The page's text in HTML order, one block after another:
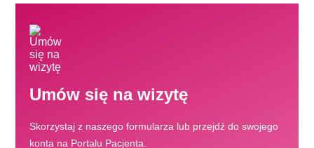
Umów się na wizytę
Skorzystaj z naszego formularza lub przejdź do swojego
konta na Portalu Pacjenta.